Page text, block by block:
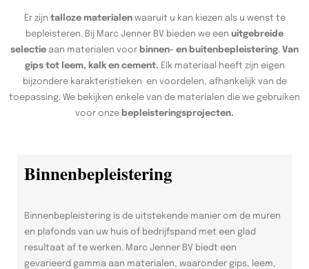
Er zijn talloze materialenwaaruit u kan kiezen als u wenst te
bepleisteren. Bij Marc Jenner BV bieden we een uitgebreide
selectie aan materialen voor binnen- en buitenbepleistering. Van
gips tot leem, kalk en cement. Elk materiaal heeft zijn eigen
bijzondere karakteristieken en voordelen, afhankelijk van de
toepassing. We bekijken enkele van de materialen die we gebruiken
voor onze bepleisteringsprojecten.
Binnenbepleistering
Binnenbepleistering is de uitstekende manier om de muren
en plafonds van uw huis of bedrijfspand met een glad
resultaat af te werken. Marc Jenner BV biedt een
gevarieerd gamma aan materialen, waaronder gips, leem,